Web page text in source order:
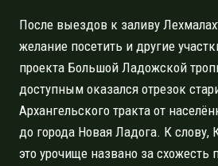
После выездов к заливу
желание посетить и другие
проекта Большой Ладожской
доступным оказался отрезок
Архангельского тракта от
до города Новая Ладога. К слову,
это урочище названо за схожесть